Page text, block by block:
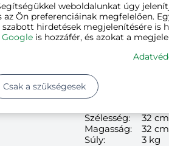
műanyag
3Kg
Szélesség:
32 cm
Magasság:
32 cm
Súly:
3 kg
weboldalunkat úgy
az Ön preferenciáinak megfelelően.
szabott hirdetések megjelenítésére is
Googleis hozzáfér, és azokat a
Csak a szükségesek